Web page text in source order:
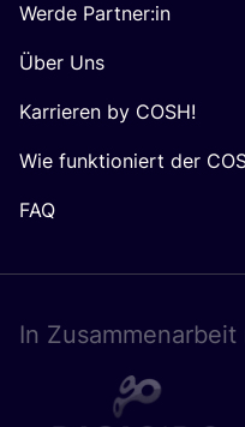
Werde Partner:in
Über Uns
Karrieren by COSH!
Wie funktioniert der
FAQ
In Zusam­men­ar­beit